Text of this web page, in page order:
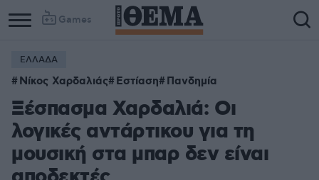
Games
Column
1
Column
2
ΕΛΛΑΔΑ
Νίκος Χαρδαλιάς Εστίαση Πανδημία
Ξέσπασμα Χαρδαλιά: Οι
λογικές αντάρτικου για τη
μουσική στα μπαρ δεν είναι